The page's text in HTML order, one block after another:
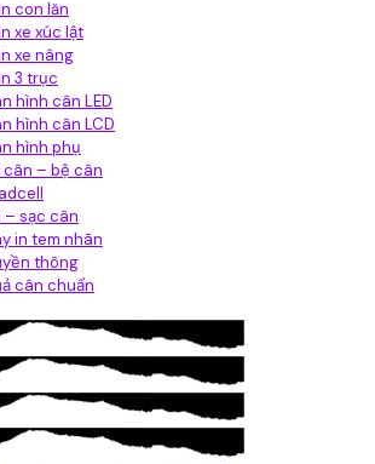
con lăn
xe xúc lật
xe nâng
3 trục
hình cân LED
hình cân LCD
hình phụ
– bệ cân
– sạc cân
in tem nhãn
thông
cân chuẩn